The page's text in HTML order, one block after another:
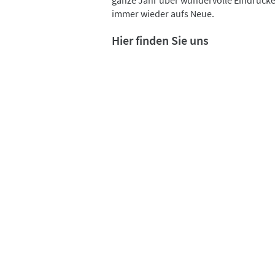
immer wieder aufs Neue.
Hier finden Sie uns